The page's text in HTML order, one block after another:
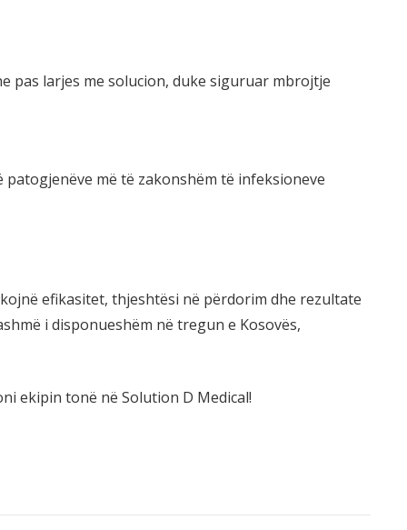
pas larjes me solucion, duke siguruar mbrojtje
më të zakonshëm të infeksioneve
efikasitet, thjeshtësi në përdorim dhe rezultate
i disponueshëm në tregun e Kosovës,
ekipin tonë në Solution D Medical!